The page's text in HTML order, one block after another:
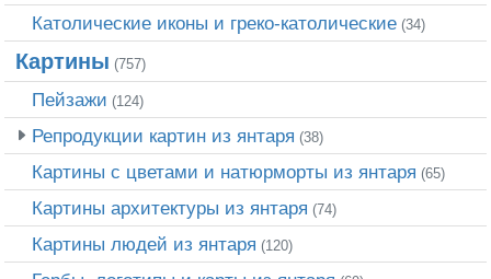
Католические иконы и греко-католические (34)
Картины (757)
Пейзажи (124)
Репродукции картин из янтаря (38)
Картины с цветами и натюрморты из янтаря (65)
Картины архитектуры из янтаря (74)
Картины людей из янтаря (120)